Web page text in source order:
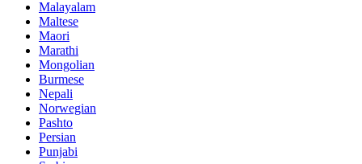
Malayalam
Maltese
Maori
Marathi
Mongolian
Burmese
Nepali
Norwegian
Pashto
Persian
Punjabi